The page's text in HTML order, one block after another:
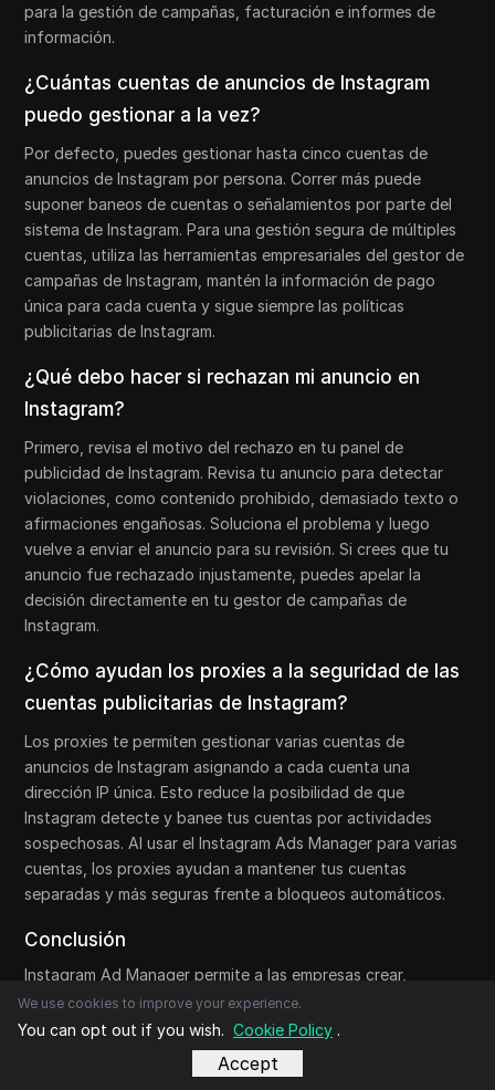
para la gestión de campañas, facturación e informes de
información.
¿Cuántas cuentas de anuncios de Instagram
puedo gestionar a la vez?
Por defecto, puedes gestionar hasta cinco cuentas de
anuncios de Instagram por persona. Correr más puede
suponer baneos de cuentas o señalamientos por parte del
sistema de Instagram. Para una gestión segura de múltiples
cuentas, utiliza las herramientas empresariales del gestor de
campañas de Instagram, mantén la información de pago
única para cada cuenta y sigue siempre las políticas
publicitarias de Instagram.
¿Qué debo hacer si rechazan mi anuncio en
Instagram?
Primero, revisa el motivo del rechazo en tu panel de
publicidad de Instagram. Revisa tu anuncio para detectar
violaciones, como contenido prohibido, demasiado texto o
afirmaciones engañosas. Soluciona el problema y luego
vuelve a enviar el anuncio para su revisión. Si crees que tu
anuncio fue rechazado injustamente, puedes apelar la
decisión directamente en tu gestor de campañas de
Instagram.
¿Cómo ayudan los proxies a la seguridad de las
cuentas publicitarias de Instagram?
Los proxies te permiten gestionar varias cuentas de
anuncios de Instagram asignando a cada cuenta una
dirección IP única. Esto reduce la posibilidad de que
Instagram detecte y banee tus cuentas por actividades
sospechosas. Al usar el Instagram Ads Manager para varias
cuentas, los proxies ayudan a mantener tus cuentas
separadas y más seguras frente a bloqueos automáticos.
Conclusión
Instagram Ad Manager permite a las empresas crear,
monitorizar y mejorar campañas con precisión,
convirtiéndolo en una herramienta esencial para llegar a
audiencias objetivo y alcanzar objetivos de marketing.
Aprovechar sus sólidas analíticas y su interfaz fácil de usar
We use cookies to improve your experience.
You can opt out if you wish. Cookie Policy .
Accept